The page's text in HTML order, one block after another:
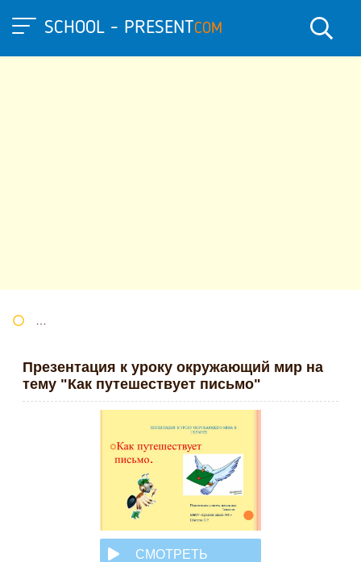
SCHOOL - PRESENTCOM
Презентация к уроку окружающий мир на
тему "Как путешествует письмо"
СМОТРЕТЬ